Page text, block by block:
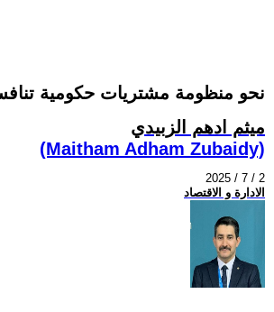
نحو منظومة مشتريات حكومية
ميثم ادهم الزبيدي
(Maitham Adham Zubaidy)
2025 / 7 / 2
الادارة و الاقتصاد